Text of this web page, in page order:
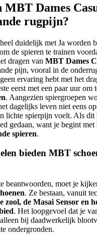
Dames
rugpijn?
duidelijk met Ja worden
de spieren te trainen
dragen van MBT Dames
pijn, vooral in de
ervaring hebt met het
eerst met een paar uur om
. Aangezien spiergroepen
dagelijks leven niet eens
lichte spierpijn voelt. Als dit
gedaan, want je begint met
spieren.
bieden MBT
beantwoorden, moet je
. Ze bestaan, vanuit
zool, de Masai Sensor en
. Het loopgevoel dat je
bij daadwerkelijk
ondergronden.